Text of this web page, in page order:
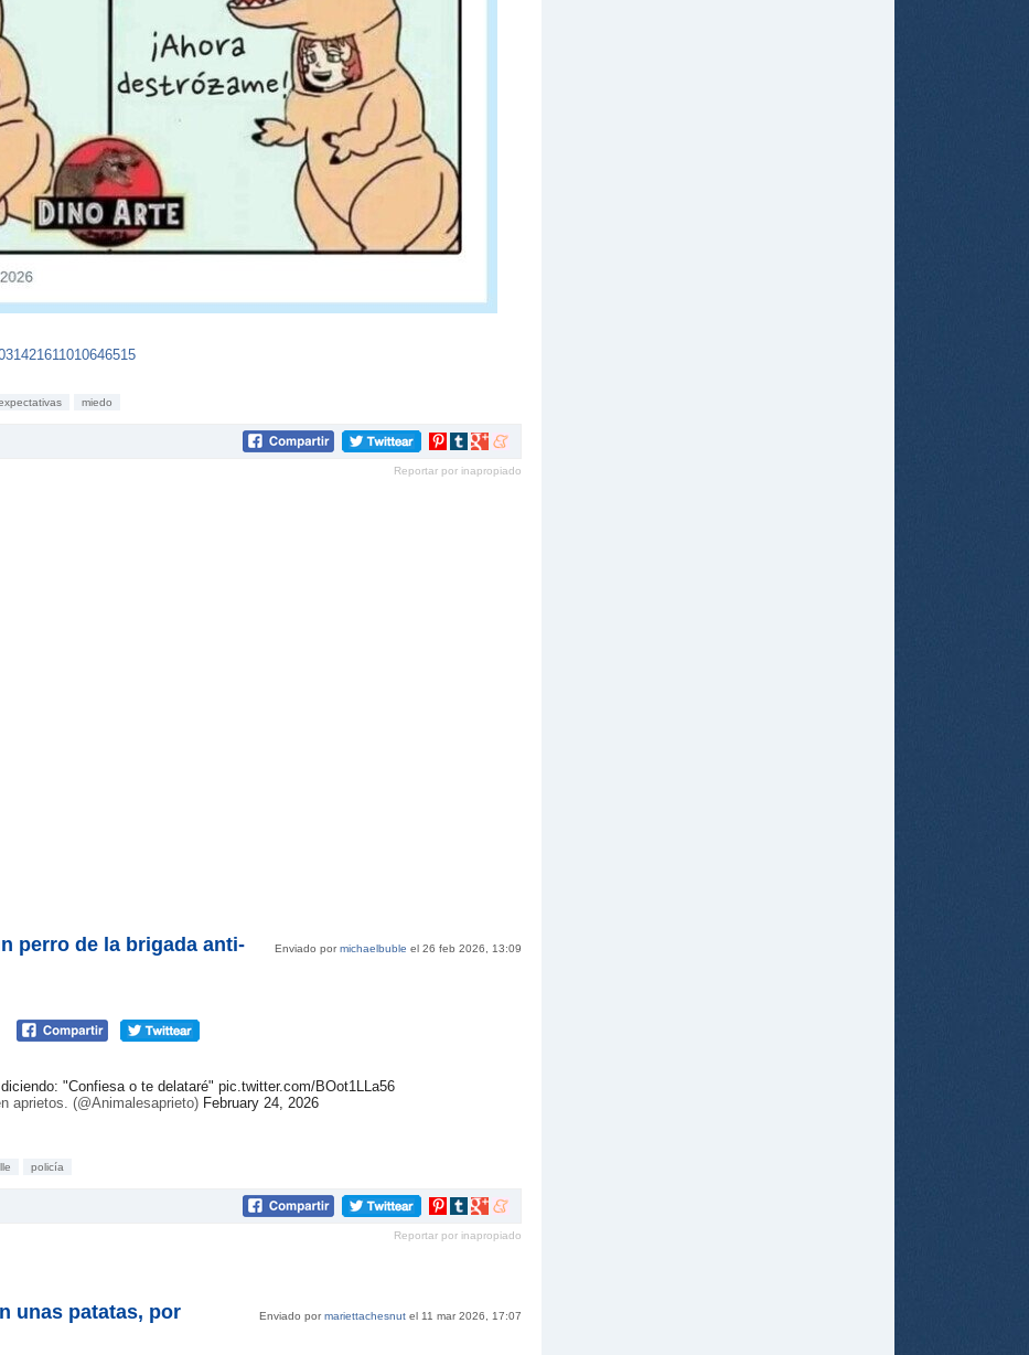
miedo
Compartir
Pinterest
Compartir
tumblr
Compartir
Google+
Compartir
meneame
Reportar por inapropiado
Enviado pormichaelbuble el 26 feb 2026, 13:09
perro de la brigada anti-
"Confiesa o te delataré" pic.twitter.com/BOot1LLa56
aprietos. (@Animalesaprieto) February 24, 2026
policía
Compartir
Pinterest
Compartir
tumblr
Compartir
Google+
Compartir
meneame
Reportar por inapropiado
Enviado pormariettachesnut el 11 mar 2026, 17:07
unas patatas, por